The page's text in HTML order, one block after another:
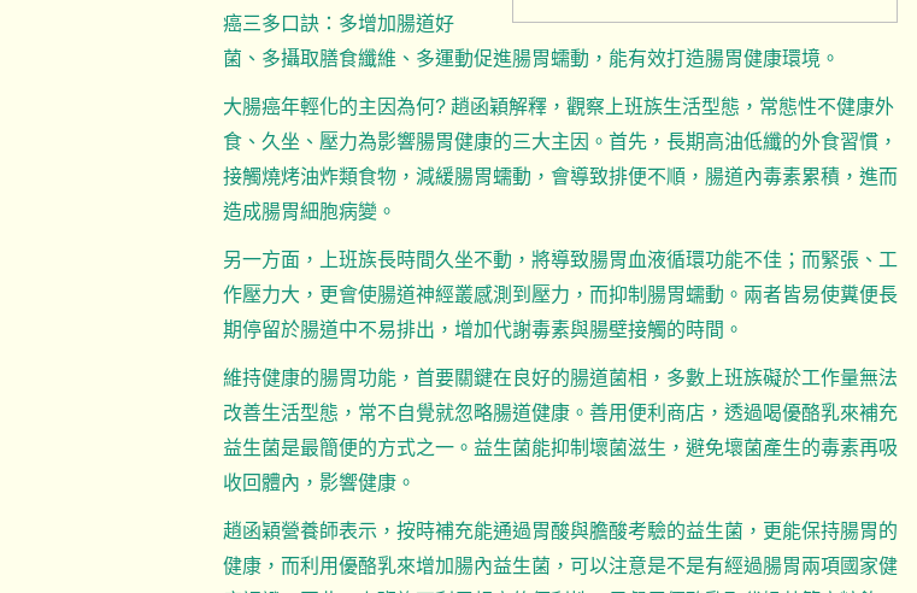
癌三多口訣：多增加腸道好
菌、多攝取膳食纖維、多運動促進腸胃蠕動，能有效打造腸胃健康環境。
大腸癌年輕化的主因為何? 趙函穎解釋，觀察上班族生活型態，常態性不健康外
食、久坐、壓力為影響腸胃健康的三大主因。首先，長期高油低纖的外食習慣，
接觸燒烤油炸類食物，減緩腸胃蠕動，會導致排便不順，腸道內毒素累積，進而
造成腸胃細胞病變。
另一方面，上班族長時間久坐不動，將導致腸胃血液循環功能不佳；而緊張、工
作壓力大，更會使腸道神經叢感測到壓力，而抑制腸胃蠕動。兩者皆易使糞便長
期停留於腸道中不易排出，增加代謝毒素與腸壁接觸的時間。
維持健康的腸胃功能，首要關鍵在良好的腸道菌相，多數上班族礙於工作量無法
改善生活型態，常不自覺就忽略腸道健康。善用便利商店，透過喝優酪乳來補充
益生菌是最簡便的方式之一。益生菌能抑制壞菌滋生，避免壞菌產生的毒素再吸
收回體內，影響健康。
趙函穎營養師表示，按時補充能通過胃酸與膽酸考驗的益生菌，更能保持腸胃的
健康，而利用優酪乳來增加腸內益生菌，可以注意是不是有經過腸胃兩項國家健